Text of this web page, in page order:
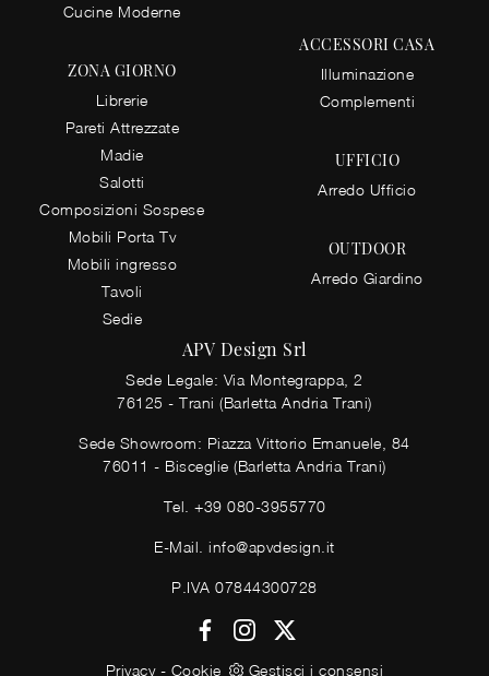
Cucine Moderne
ZONA GIORNO
Librerie
Pareti Attrezzate
Madie
Salotti
Composizioni Sospese
Mobili Porta Tv
Mobili ingresso
Tavoli
Sedie
ACCESSORI CASA
Illuminazione
Complementi
UFFICIO
Arredo Ufficio
OUTDOOR
Arredo Giardino
APV Design Srl
Sede Legale: Via Montegrappa, 2
76125 - Trani (Barletta Andria Trani)
Sede Showroom: Piazza Vittorio Emanuele, 84
76011 - Bisceglie (Barletta Andria Trani)
Tel. +39 080-3955770
E-Mail.info@apvdesign.it
P.IVA 07844300728
Privacy- Cookie Gestisci i consensi